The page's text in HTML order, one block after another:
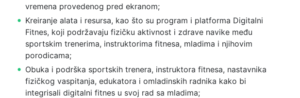
vremena provedenog pred ekranom;
Kreiranje alata i resursa, kao što su program i platforma Digitalni
Fitnes, koji podržavaju fizičku aktivnost i zdrave navike među
sportskim trenerima, instruktorima fitnesa, mladima i njihovim
porodicama;
Obuka i podrška sportskih trenera, instruktora fitnesa, nastavnika
fizičkog vaspitanja, edukatora i omladinskih radnika kako bi
integrisali digitalni fitnes u svoj rad sa mladima;